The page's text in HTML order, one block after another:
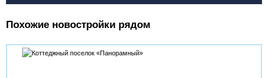
Похожие новостройки рядом